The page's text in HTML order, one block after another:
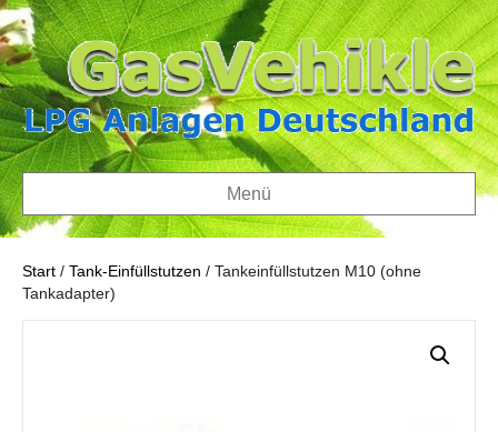
Menü
Start / Tank-Einfüllstutzen / Tankeinfüllstutzen M10 (ohne
Tankadapter)